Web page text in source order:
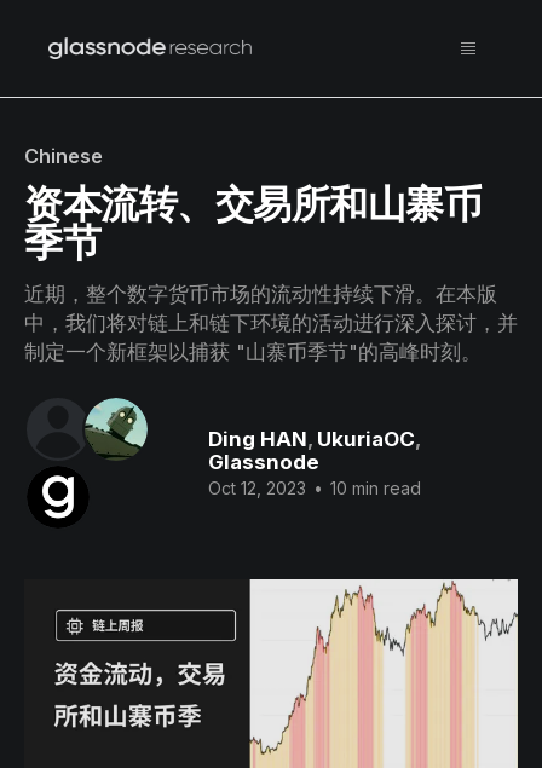
Chinese
资本流转、交易所和山寨币
季节
近期，整个数字货币市场的流动性持续下滑。在本版
中，我们将对链上和链下环境的活动进行深入探讨，并
制定一个新框架以捕获 "山寨币季节"的高峰时刻。
Ding HAN, UkuriaOC,
Glassnode
Oct 12, 2023 • 10 min read